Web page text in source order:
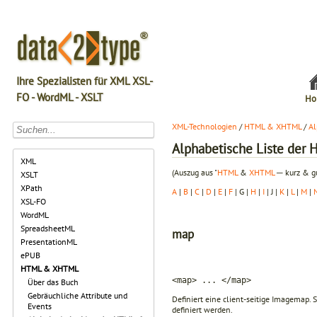
Ihre Spezialisten für XML XSL-
FO - WordML - XSLT
XML
XSLT
XPath
XSL-FO
WordML
SpreadsheetML
PresentationML
ePUB
HTML & XHTML
Über das Buch
Gebräuchliche Attribute und
Events
XML-Technologien / HTML & XHTML/
Alphabetische Liste der
(Auszug aus "HTML & XHTML ─ kurz &
A | B | C | D | E | F | G | H | I | J | K | L | M |
map
<map> ... </map>
Definiert eine client-seitige Imagemap.
definiert werden.